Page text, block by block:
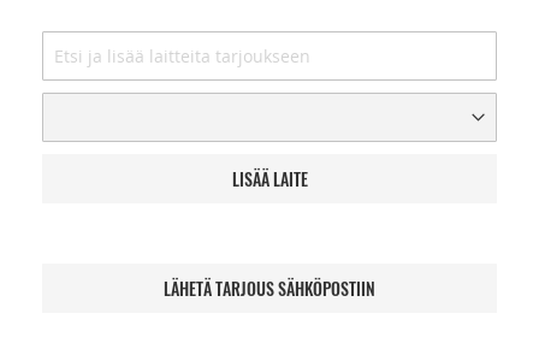
LISÄÄ LAITE
LÄHETÄ TARJOUS SÄHKÖPOSTIIN